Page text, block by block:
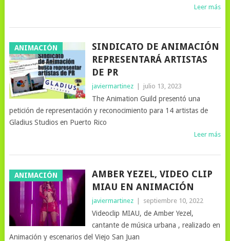
Leer más
ANIMACIÓN
SINDICATO DE ANIMACIÓN
REPRESENTARÁ ARTISTAS
DE PR
javiermartinez julio 13, 2023
The Animation Guild presentó una
petición de representación y reconocimiento para 14 artistas de
Gladius Studios en Puerto Rico
Leer más
ANIMACIÓN
AMBER YEZEL, VIDEO CLIP
MIAU EN ANIMACIÓN
javiermartinez septiembre 10, 2022
Videoclip MIAU, de Amber Yezel,
cantante de música urbana , realizado en
Animación y escenarios del Viejo San Juan